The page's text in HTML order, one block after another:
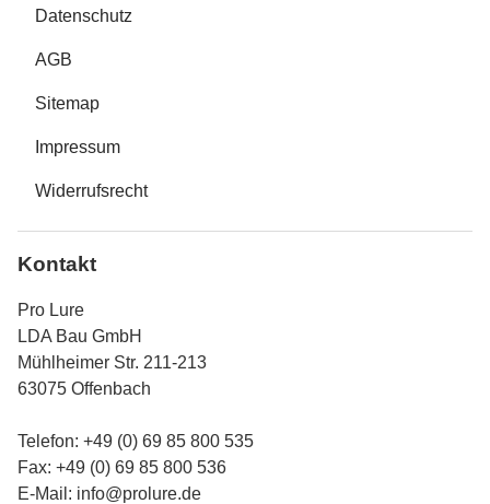
Datenschutz
AGB
Sitemap
Impressum
Widerrufsrecht
Kontakt
Pro Lure
LDA Bau GmbH
Mühlheimer Str. 211-213
63075 Offenbach
Telefon: +49 (0) 69 85 800 535
Fax: +49 (0) 69 85 800 536
E-Mail: info@prolure.de